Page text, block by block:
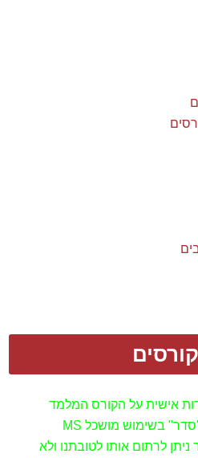
אישית על הקורס המלמד
בשימוש מושכל MS
ניתן לרתום אותו לטובתנו ולא